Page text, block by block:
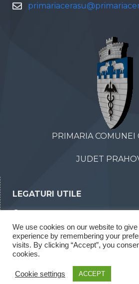
PRIMARIA COMUNEI
JUDET
LEGATURI UTILE
Declaratii de interese
Rapoarte legea 52/2003
We use cookies on our website to
experience by remembering your
visits. By clicking “Accept”, you
cookies.
Cookie settings ACCEPT